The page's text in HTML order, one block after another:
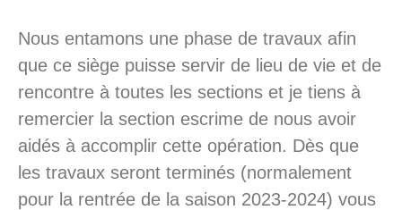
Nous entamons une phase de travaux afin
que ce siège puisse servir de lieu de vie et de
rencontre à toutes les sections et je tiens à
remercier la section escrime de nous avoir
aidés à accomplir cette opération. Dès que
les travaux seront terminés (normalement
pour la rentrée de la saison 2023-2024) vous